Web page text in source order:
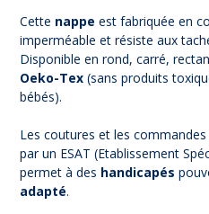
Cette nappe est fabriquée en
imperméable et résiste aux
Disponible en rond, carré,
Oeko-Tex (sans produits
bébés).
Les coutures et les
par un ESAT (Etablissement
permet à des handicapés
adapté.